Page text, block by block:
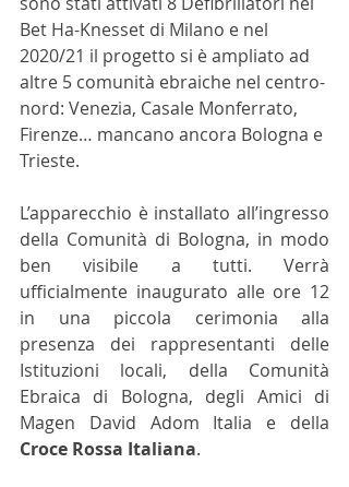
Bet Ha-Knesset di Milano e nel
2020/21 il progetto si è ampliato ad
altre 5 comunità ebraiche nel centro-
nord: Venezia, Casale Monferrato,
Firenze… mancano ancora Bologna e
Trieste.
L’apparecchio è installato all’ingresso
della Comunità di Bologna, in modo
ben visibile a tutti. Verrà
ufficialmente inaugurato alle ore 12
in una piccola cerimonia alla
presenza dei rappresentanti delle
Istituzioni locali, della Comunità
Ebraica di Bologna, degli Amici di
Croce Rossa Italiana.